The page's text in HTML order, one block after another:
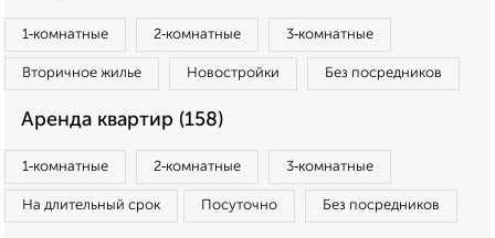
1‑комнатные 2‑комнатные 3‑комнатные
Вторичное жилье Новостройки Без посредников
Аренда квартир (158)
1‑комнатные 2‑комнатные 3‑комнатные
На длительный срок Посуточно Без посредников